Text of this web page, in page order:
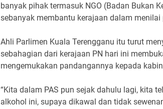
banyak pihak termasuk NGO (Badan Bukan
sebanyak membantu kerajaan dalam menilai
Ahli Parlimen Kuala Terengganu itu turut
sebahagian dari kerajaan PN hari ini
mengemukakan pandangannya kepada
“Kita dalam PAS pun sejak dahulu lagi, kita
alkohol ini, supaya dikawal dan tidak